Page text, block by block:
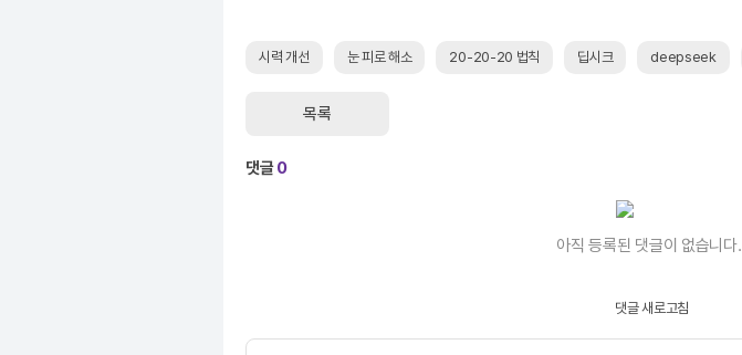
시력 개선 눈 피로 해소 20-20-20 법칙 딥시크 deepseek
목록
댓글0
아직 등록된 댓글이 없습니다.
댓글 새로고침